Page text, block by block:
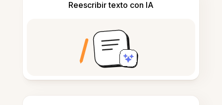
Reescribir texto con IA